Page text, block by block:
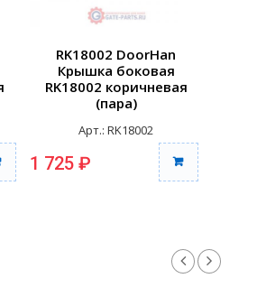
RK18002 DoorHan
Крышка боковая
RK18002 коричневая
(пара)
Арт.: RK18002
1 725 ₽